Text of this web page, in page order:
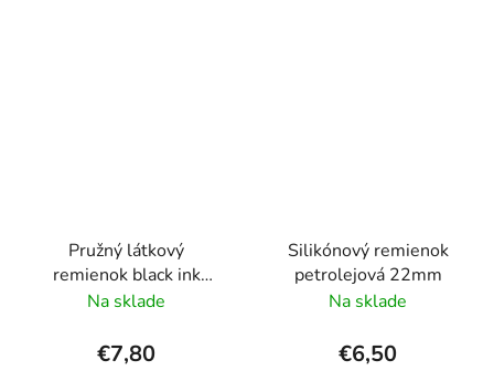
Pružný látkový
remienok black ink
22mm
Na sklade
€7,80
Silikónový remienok
petrolejová 22mm
Na sklade
€6,50